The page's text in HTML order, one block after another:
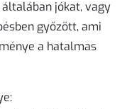
jókat, vagy
győzött, ami
a hatalmas